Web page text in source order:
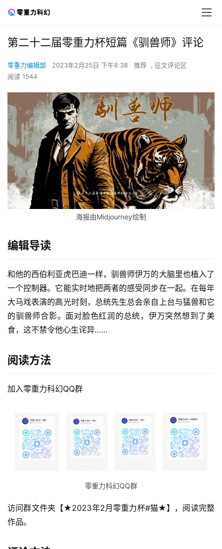
第二十二届零重力杯短篇《驯兽师》评论
零重力编辑部 2023年2月25日 下午8:38 推荐 , 征文评论区
阅读 1544
海报由Midjourney绘制
编辑导读
和他的西伯利亚虎巴迪一样，驯兽师伊万的大脑里也植入了
一个控制器。它能实时地把两者的感受同步在一起。在每年
大马戏表演的高光时刻，总统先生总会亲自上台与猛兽和它
的驯兽师合影。面对脸色红润的总统，伊万突然想到了美
食，这不禁令他心生诧异……
阅读方法
加入零重力科幻QQ群
零重力科幻QQ群
访问群文件夹【★2023年2月零重力杯#猫★】，阅读完整
作品。